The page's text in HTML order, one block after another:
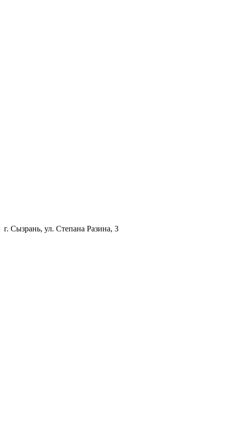
г. Сызрань, ул. Степана Разина, 3